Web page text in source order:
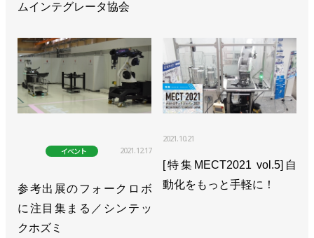
ムインテグレータ協会
イベント 2021.12.17
参考出展のフォークロボ
に注目集まる／シンテッ
クホズミ
2021.10.21
[特集MECT2021 vol.5]自
動化をもっと手軽に！